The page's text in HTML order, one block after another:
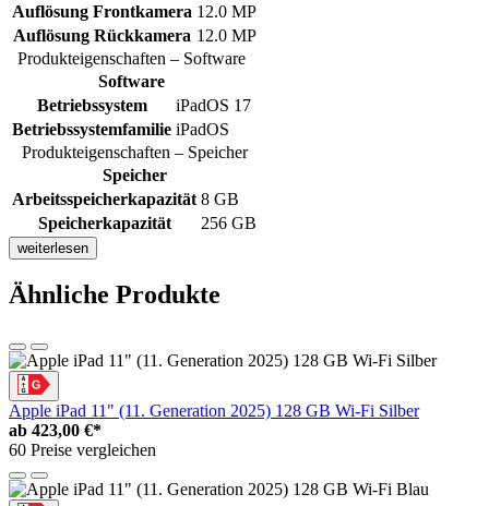
Auflösung Frontkamera 12.0 MP
Auflösung Rückkamera 12.0 MP
Produkteigenschaften – Software
Software
Betriebssystem
iPadOS 17
Betriebssystemfamilie iPadOS
Produkteigenschaften – Speicher
Speicher
Arbeitsspeicherkapazität 8 GB
Speicherkapazität
256 GB
weiterlesen
Ähnliche Produkte
Apple iPad 11" (11. Generation 2025) 128 GB Wi-Fi Silber
ab 423,00 €*
60 Preise vergleichen